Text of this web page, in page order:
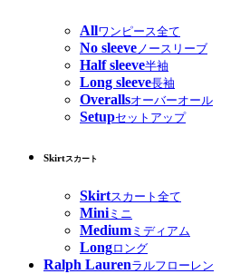
Allワンピース全て
No sleeveノースリーブ
Half sleeve半袖
Long sleeve長袖
Overallsオーバーオール
Setupセットアップ
Skirtスカート
Skirtスカート全て
Miniミニ
Medium ミディアム
Longロング
Ralph Laurenラルフローレン